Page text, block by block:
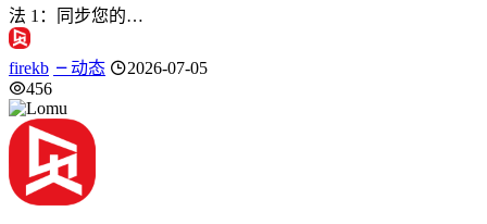
法 1：同步您的…
firekb 动态
2026-07-05
456